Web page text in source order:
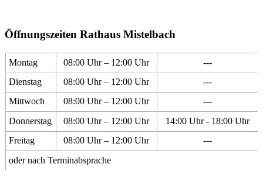
Öffnungszeiten Rathaus Mistelbach
Montag 08:00 Uhr – 12:00 Uhr
---
Dienstag
08:00 Uhr – 12:00 Uhr
---
Mittwoch
08:00 Uhr – 12:00 Uhr
---
Donnerstag
08:00 Uhr – 12:00 Uhr
14:00 Uhr - 18:00 Uhr
Freitag
08:00 Uhr – 12:00 Uhr
---
oder nach Terminabsprache